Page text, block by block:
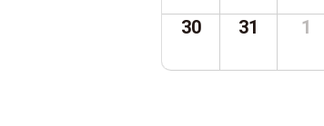
30 31 1